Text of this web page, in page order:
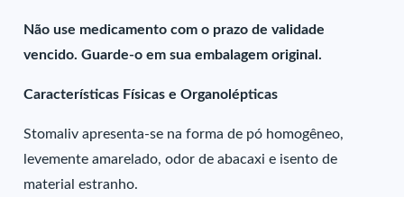
Não use medicamento com o prazo de validade
vencido. Guarde-o em sua embalagem original.
Características Físicas e Organolépticas
Stomaliv apresenta-se na forma de pó homogêneo,
levemente amarelado, odor de abacaxi e isento de
material estranho.